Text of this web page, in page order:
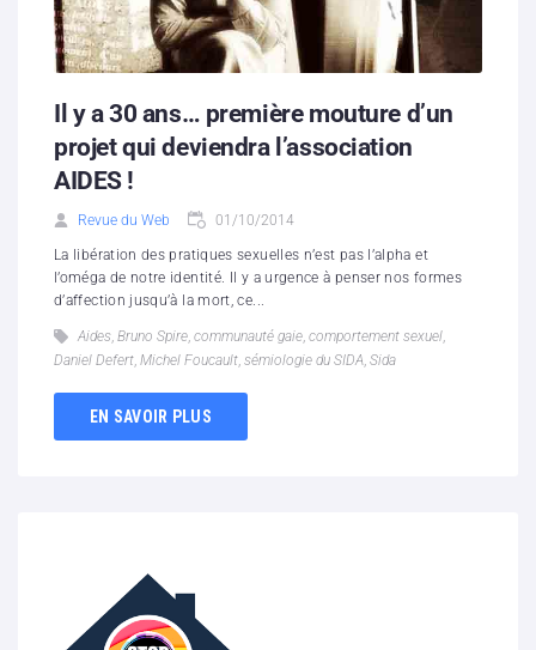
Hébergement solidaire
Il y a 30 ans… première mouture d’un
projet qui deviendra l’association
AIDES !
Revue du Web 01/10/2014
La libération des pratiques sexuelles n’est pas l’alpha et
l’oméga de notre identité. Il y a urgence à penser nos formes
d’affection jusqu’à la mort, ce...
Aides, Bruno Spire, communauté gaie, comportement sexuel,
Daniel Defert, Michel Foucault, sémiologie du SIDA, Sida
EN SAVOIR PLUS